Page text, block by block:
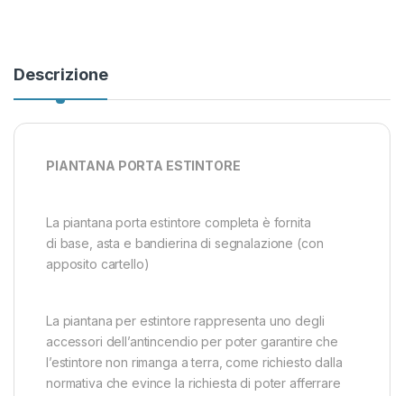
Descrizione
PIANTANA PORTA ESTINTORE
La piantana porta estintore completa è fornita
di base, asta e bandierina di segnalazione (con
apposito cartello)
La piantana per estintore rappresenta uno degli
accessori dell’antincendio per poter garantire che
l’estintore non rimanga a terra, come richiesto dalla
normativa che evince la richiesta di poter afferrare